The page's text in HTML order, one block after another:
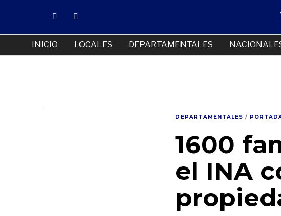
INICIO LOCALES DEPARTAMENTALES
DEPARTAMENTALES /
1600
el INA